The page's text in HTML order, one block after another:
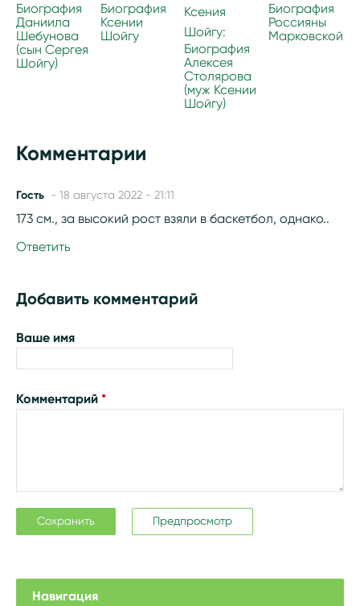
Биография
Даниила
Шебунова
(сын Сергея
Шойгу)
Биография
Ксении
Шойгу
Биография
Алексея
Столярова
(муж Ксении
Шойгу)
Биография
Россияны
Марковской
Комментарии
Гость - 18 августа 2022 - 21:11
173 см., за высокий рост взяли в баскетбол, однако..
Ответить
Добавить комментарий
Ваше имя
Комментарий*
Навигация